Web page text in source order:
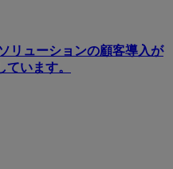
リューションの顧客導入が
います。